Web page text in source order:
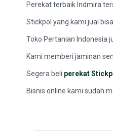
Perekat terbaik Indmira
Stickpol yang kami jual
Toko Pertanian Indonesia
Kami memberi jaminan
Segera beli perekat
Bisnis online kami sudah